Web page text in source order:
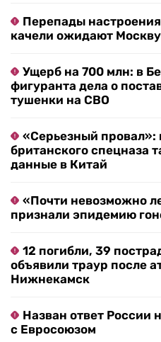
Перепады
качели ожидают
Ущерб на 700 млн: в
фигуранта дела о
тушенки на СВО
«Серьезный провал»:
британского спецназа
данные в Китай
«Почти невозможно
признали эпидемию
12 погибли, 39
объявили траур после
Нижнекамск
Назван ответ России
с Евросоюзом